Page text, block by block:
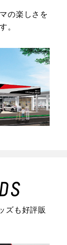
の楽しさを
。
ズも好評販